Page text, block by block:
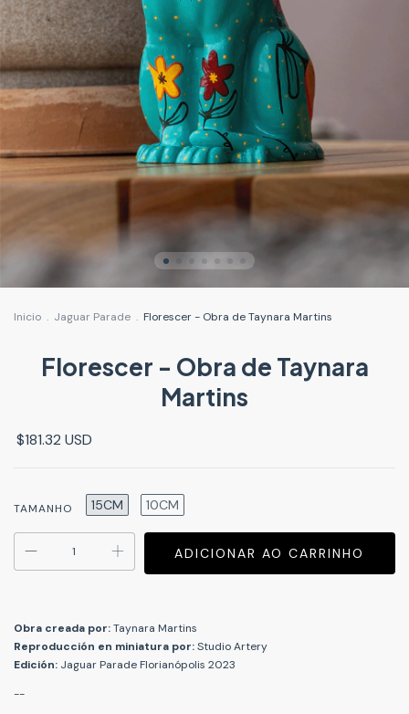
Inicio . Jaguar Parade . Florescer - Obra de Taynara Martins
Florescer - Obra de Taynara
Martins
$181.32 USD
TAMANHO 15CM 10CM
Obra creada por:Taynara Martins
Reproducción en miniatura por:Studio Artery
Edición: Jaguar Parade Florianópolis 2023
--